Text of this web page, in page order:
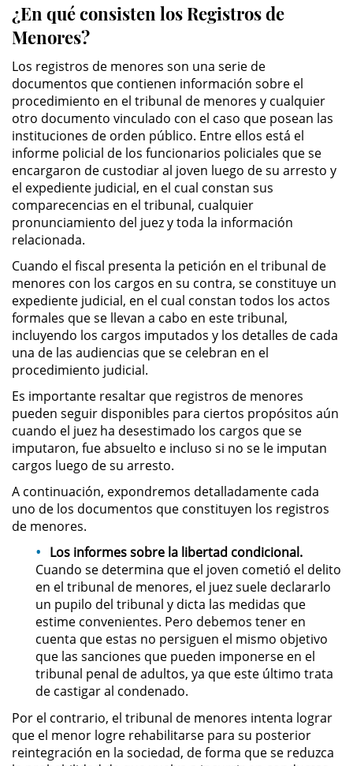
Eliminación de Antecedentes
Penales
Libertad condicional bajo
palabra
Petición para Anular una
Condena por Asesinato
Sello de Registros de Arresto
Violación de la Libertad
Condicional
Dañar Líneas Telefónicas,
Eléctricas o de Servicios
Públicos
Incendio Provocado
Invasión Agravada de Propiedad
Ajena
Invasión de Propiedad Ajena
Delitos de Armas
Armas Prohibidas en California
Aumento de Sentencia por
Armas de Fuego
Descarga Negligente de un
Arma de Fuego
Portar un Arma de Fuego
Delitos de Conducción
¿En qué consisten los Registros de
Menores?
Los registros de menores son una serie de
documentos que contienen información sobre el
procedimiento en el tribunal de menores y cualquier
otro documento vinculado con el caso que posean las
instituciones de orden público. Entre ellos está el
informe policial de los funcionarios policiales que se
encargaron de custodiar al joven luego de su arresto y
el expediente judicial, en el cual constan sus
comparecencias en el tribunal, cualquier
pronunciamiento del juez y toda la información
relacionada.
Cuando el fiscal presenta la petición en el tribunal de
menores con los cargos en su contra, se constituye un
expediente judicial, en el cual constan todos los actos
formales que se llevan a cabo en este tribunal,
incluyendo los cargos imputados y los detalles de cada
una de las audiencias que se celebran en el
procedimiento judicial.
Es importante resaltar que registros de menores
pueden seguir disponibles para ciertos propósitos aún
cuando el juez ha desestimado los cargos que se
imputaron, fue absuelto e incluso si no se le imputan
cargos luego de su arresto.
A continuación, expondremos detalladamente cada
uno de los documentos que constituyen los registros
de menores.
Los informes sobre la libertad condicional.
Cuando se determina que el joven cometió el delito
en el tribunal de menores, el juez suele declararlo
un pupilo del tribunal y dicta las medidas que
estime convenientes. Pero debemos tener en
cuenta que estas no persiguen el mismo objetivo
que las sanciones que pueden imponerse en el
tribunal penal de adultos, ya que este último trata
de castigar al condenado.
Por el contrario, el tribunal de menores intenta lograr
que el menor logre rehabilitarse para su posterior
reintegración en la sociedad, de forma que se reduzca